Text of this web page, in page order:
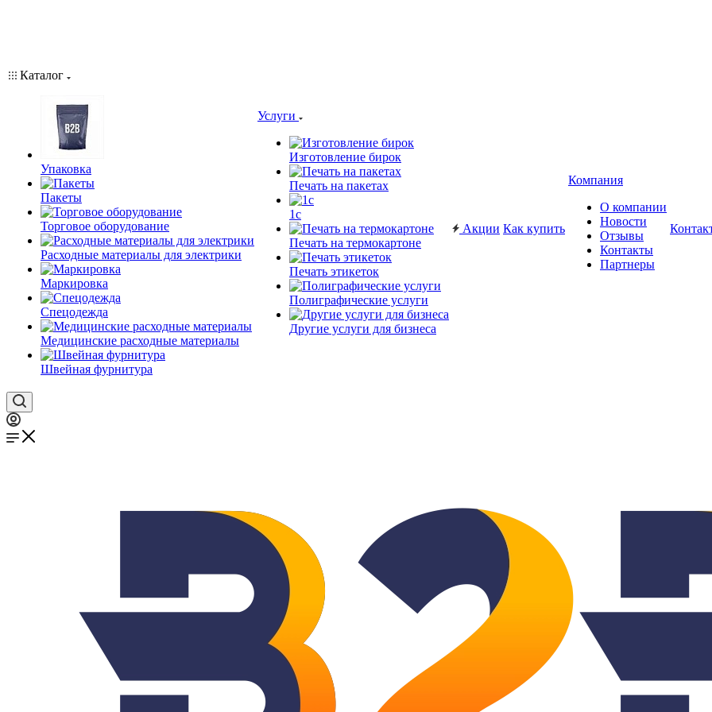
Каталог
Упаковка
Пакеты
Торговое оборудование
Расходные материалы для электрики
Маркировка
Спецодежда
Медицинские расходные материалы
Швейная фурнитура
Услуги
Изготовление бирок
Печать на пакетах
1c
Печать на термокартоне
Печать этикеток
Полиграфические услуги
Другие услуги для бизнеса
Акции Как купить
Компания
О компании
Новости
Отзывы
Контакты
Партнеры